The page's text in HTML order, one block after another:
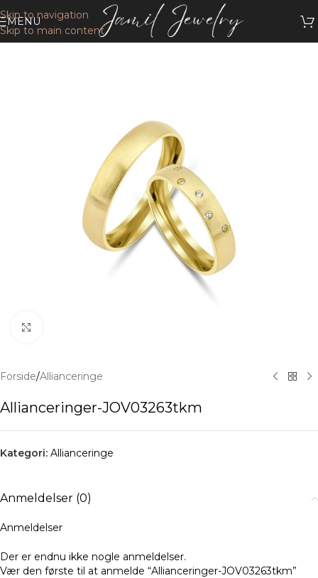
Skip to navigation
Skip to main content
MENU
Forside/Allianceringe
Allianceringer-JOV03263tkm
Kategori: Allianceringe
Anmeldelser (0)
Anmeldelser
Der er endnu ikke nogle anmeldelser.
Vær den første til at anmelde “Allianceringer-JOV03263tkm”